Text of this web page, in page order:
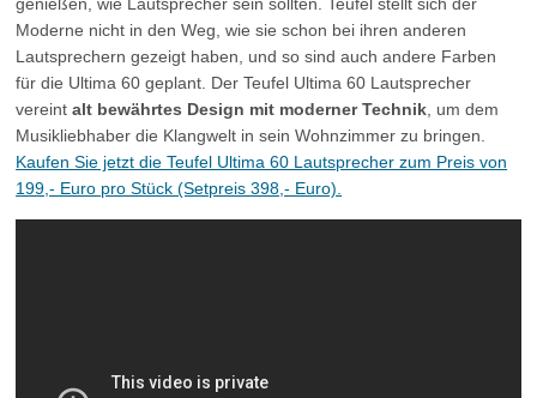
Moderne nicht in den Weg, wie sie schon bei ihren anderen
Lautsprechern gezeigt haben, und so sind auch andere Farben
für die Ultima 60 geplant. Der Teufel Ultima 60 Lautsprecher
vereintalt bewährtes Design mit moderner Technik , um dem
Musikliebhaber die Klangwelt in sein Wohnzimmer zu bringen.
Kaufen Sie jetzt die Teufel Ultima 60 Lautsprecher zum Preis von
199,- Euro pro Stück (Setpreis 398,- Euro).